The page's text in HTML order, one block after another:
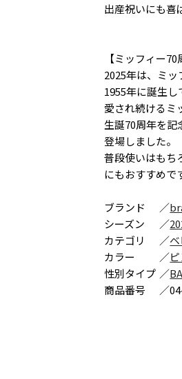
出産祝いにも喜
【ミッフィー70
2025年は、ミッ
1955年に誕生
愛され続けるミ
生誕70周年を記
登場しました。
普段使いはもち
にもおすすめで
ブランド ／
シーズン
／
カテゴリ
／
カラー
／
性別タイプ ／
商品番号
／